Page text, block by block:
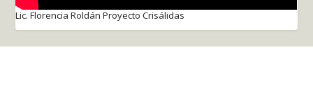
Lic. Florencia Roldán Proyecto Crisálidas